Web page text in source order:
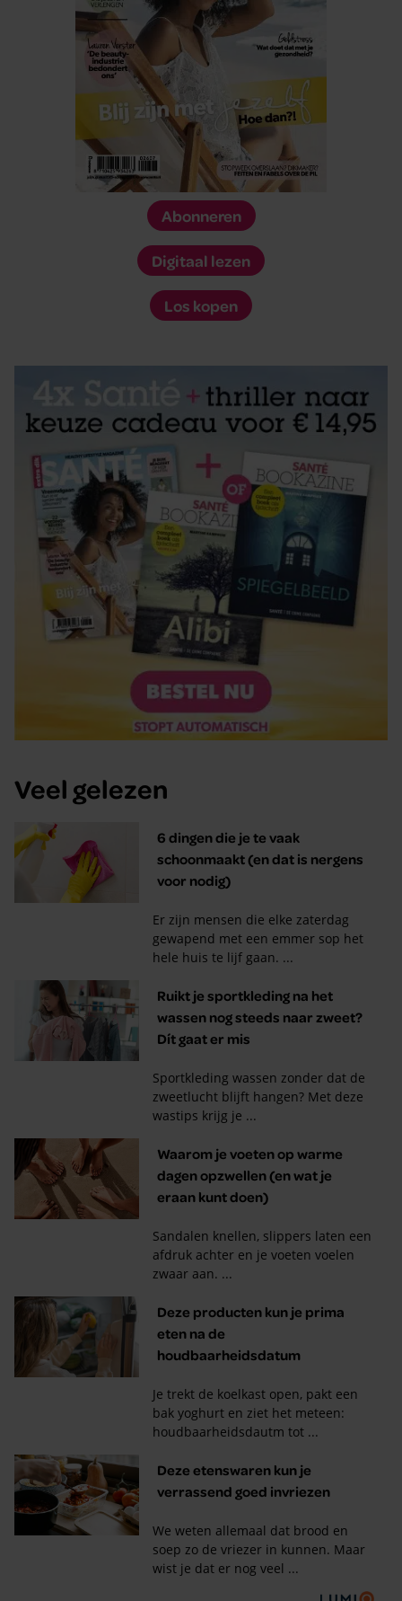
Abonneren
Digitaal lezen
Los kopen